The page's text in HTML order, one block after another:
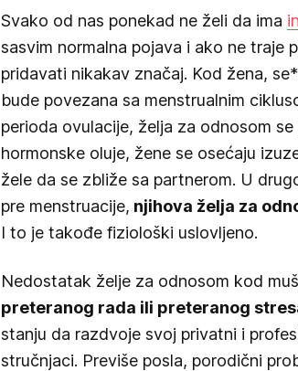
Svako od nas ponekad ne želi da ima
sasvim normalna pojava i ako ne traje
pridavati nikakav značaj. Kod žena,
bude povezana sa menstrualnim
perioda ovulacije, želja za odnosom
hormonske oluje, žene se osećaju
žele da se zbliže sa partnerom. U
pre menstruacije, njihova želja za
I to je takođe fiziološki uslovljeno.
Nedostatak želje za odnosom kod
preteranog rada ili preteranog
stanju da razdvoje svoj privatni i
stručnjaci. Previše posla, porodični